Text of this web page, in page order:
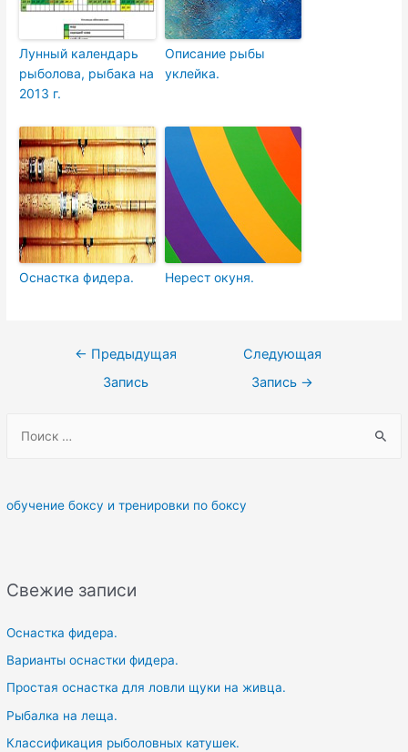
o
обучение боксу и тренировки по боксу
Свежие записи
Оснастка фидера.
Варианты оснастки фидера.
Простая оснастка для ловли щуки на живца.
Рыбалка на леща.
Классификация рыболовных катушек.
Лунный календарь
рыболова, рыбака на
2013 г.
Описание рыбы
уклейка.
Оснастка фидера. Нерест окуня.
Навигация
← Предыдущая
Запись
Следующая
Запись →